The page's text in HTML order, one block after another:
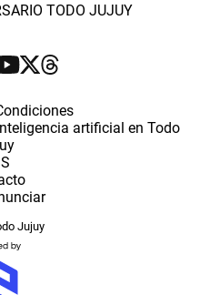
TODO JUJUY
artificial en Todo
Jujuy